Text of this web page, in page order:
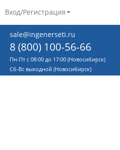
Вход/Регистрация
sale@ingenerseti.ru
8 (800) 100-56-66
Пн-Пт с 08:00 до 17:00 (Новосибирск)
Cб-Вс выходной (Новосибирск)